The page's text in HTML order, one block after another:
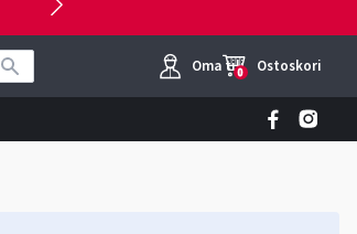
Oma tili
0 Ostoskori